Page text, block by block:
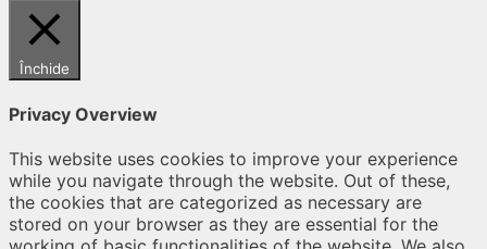
Închide
Privacy Overview
This website uses cookies to improve your experience
while you navigate through the website. Out of these,
the cookies that are categorized as necessary are
stored on your browser as they are essential for the